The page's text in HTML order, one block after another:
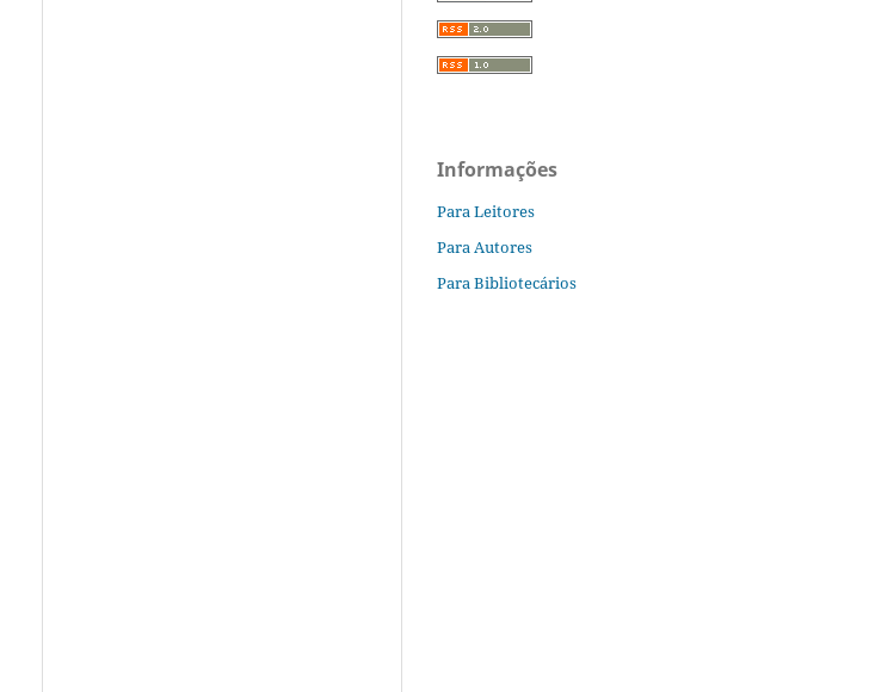
Informações
Para Leitores
Para Autores
Para Bibliotecários